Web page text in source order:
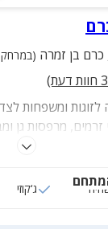
כרם בן זמרה (במרחק של
3 חוות דעת)
ומשפחות
זרמים, מרפסות גן
ג‘קוזי